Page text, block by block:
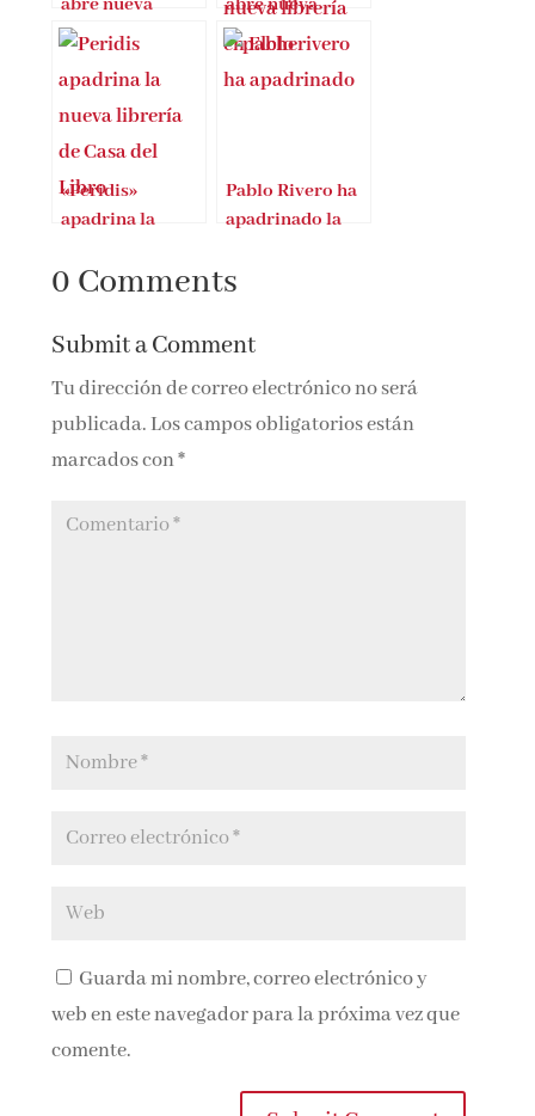
librería en
librería en
Sevilla
«Peridis»
apadrina la
Casa del Libro
Pablo Rivero ha
apadrinado la
Casa del Libro
0 Comments
Submit a Comment
Tu dirección de correo electrónico no será
publicada. Los campos obligatorios están
marcados con*
Guarda mi nombre, correo electrónico y
web en este navegador para la próxima vez que
comente.